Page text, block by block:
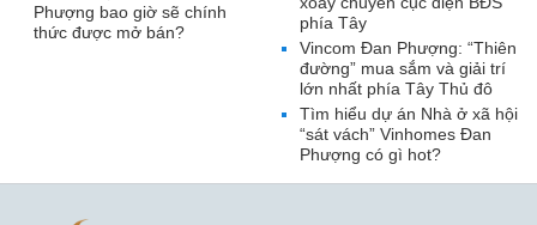
phía Tây
Vincom Đan Phượng: “Thiên
đường” mua sắm và giải trí
lớn nhất phía Tây Thủ đô
Tìm hiểu dự án Nhà ở xã hội
“sát vách” Vinhomes Đan
Phượng có gì hot?
Phượng bao giờ sẽ chính
thức được mở bán?